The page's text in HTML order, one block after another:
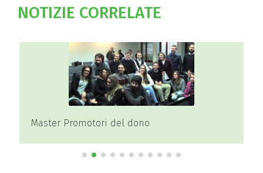
NOTIZIE CORRELATE
Master Promotori del dono